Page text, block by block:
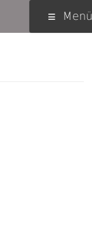
Menü